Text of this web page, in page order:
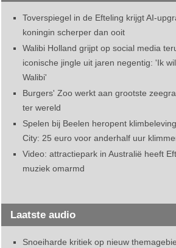
Toverspiegel in de Efteling krijgt AI-
koningin scherper dan ooit
Walibi Holland grijpt op social media
iconische jingle uit jaren negentig: 'Ik
Walibi'
Burgers' Zoo werkt aan grootste
ter wereld
Spelen bij Beelen heropent
City: 25 euro voor anderhalf uur
Video: attractiepark in Australië heeft
muziek omarmd
Laatste audio
Snoeiharde kritiek op nieuw